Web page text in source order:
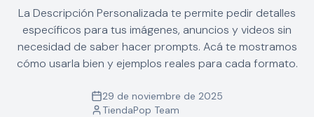
Empezar gratis
La Descripción Personalizada te permite pedir detalles
específicos para tus imágenes, anuncios y videos sin
necesidad de saber hacer prompts. Acá te mostramos
cómo usarla bien y ejemplos reales para cada formato.
29 de noviembre de 2025
TiendaPop Team